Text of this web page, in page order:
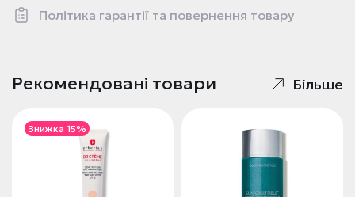
Політика гарантії та повернення товару
Рекомендовані товари Більше
Знижка 15%